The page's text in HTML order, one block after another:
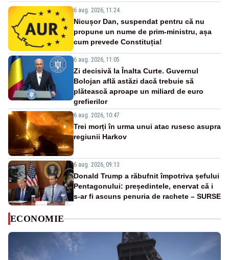
6 aug. 2026, 11:24
Nicușor Dan, suspendat pentru că nu
propune un nume de prim-ministru, așa
cum prevede Constituția!
6 aug. 2026, 11:05
Zi decisivă la Înalta Curte. Guvernul
Bolojan află astăzi dacă trebuie să
plătească aproape un miliard de euro
grefierilor
6 aug. 2026, 10:47
Trei morți în urma unui atac rusesc asupra
regiunii Harkov
6 aug. 2026, 09:13
Donald Trump a răbufnit împotriva șefului
Pentagonului: președintele, enervat că i
s-ar fi ascuns penuria de rachete – SURSE
ECONOMIE